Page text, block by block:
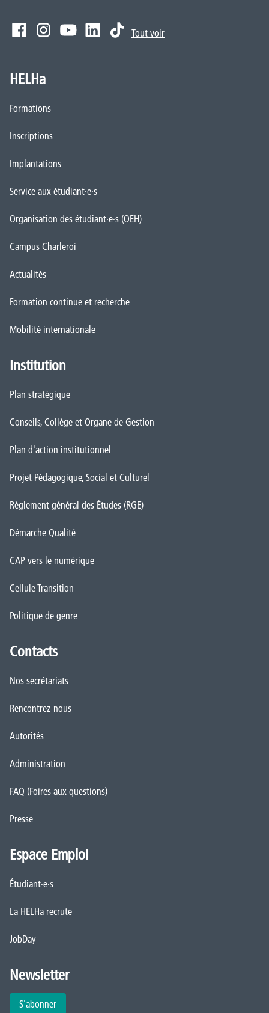
Tout voir
HELHa
Formations
Inscriptions
Implantations
Service aux étudiant·e·s
Organisation des étudiant·e·s (OEH)
Campus Charleroi
Actualités
Formation continue et recherche
Mobilité internationale
Institution
Plan stratégique
Conseils, Collège et Organe de Gestion
Plan d'action institutionnel
Projet Pédagogique, Social et Culturel
Règlement général des Études (RGE)
Démarche Qualité
CAP vers le numérique
Cellule Transition
Politique de genre
Contacts
Nos secrétariats
Rencontrez-nous
Autorités
Administration
FAQ (Foires aux questions)
Presse
Espace Emploi
Étudiant·e·s
La HELHa recrute
JobDay
Newsletter
S'abonner